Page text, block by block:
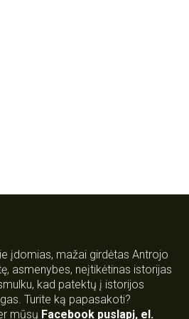
įdomias, mažai girdėtas Antrojo
asmenybes, neįtikėtinas istorijas
kad patektų į istorijos
Turite ką papasakoti?
mūsų Facebook puslapį, el.